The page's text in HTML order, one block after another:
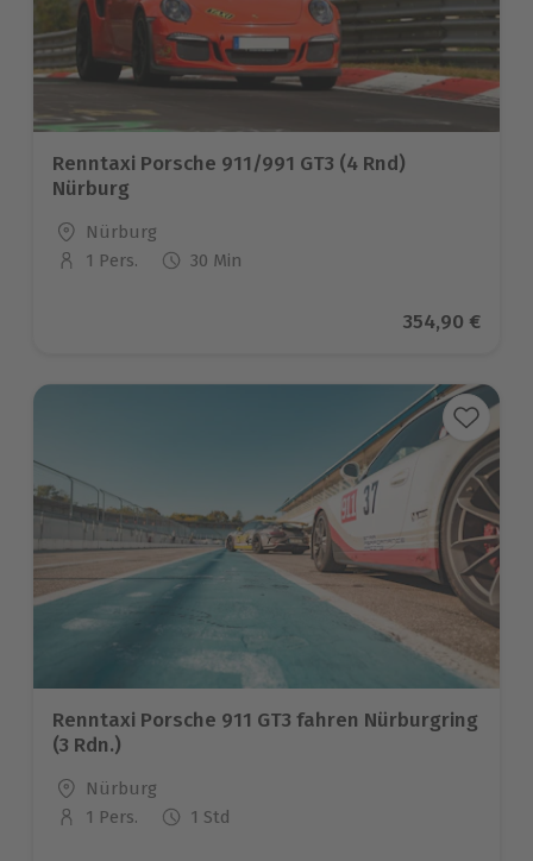
Renntaxi Porsche 911/991 GT3 (4 Rnd)
Nürburg
Standort
Nürburg
Anzahl der Teilnehmer
1 Pers. 30 Min
Aktueller
354,90 €
Renntaxi Porsche 911 GT3 fahren Nürburgring
(3 Rdn.)
Standort
Nürburg
Anzahl der Teilnehmer
1 Pers. 1 Std